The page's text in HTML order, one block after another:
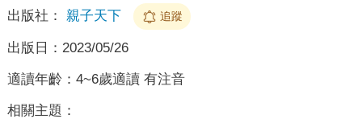
出版社： 親子天下 追蹤
出版日： 2023/05/26
適讀年齡： 4~6歲適讀 有注音
相關主題：